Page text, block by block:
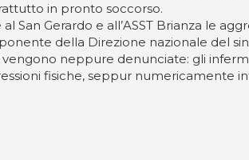
in pronto soccorso.
San Gerardo e all’ASST Brianza le
della Direzione nazionale del
neppure denunciate: gli
fisiche, seppur numericamente